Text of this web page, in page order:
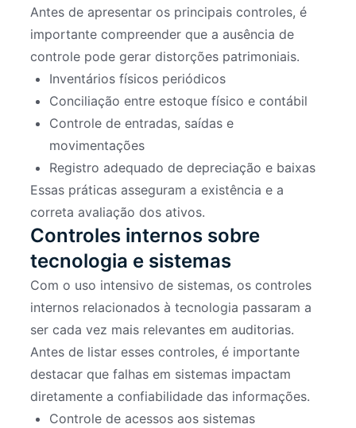
Antes de apresentar os principais controles, é
importante compreender que a ausência de
controle pode gerar distorções patrimoniais.
Inventários físicos periódicos
Conciliação entre estoque físico e contábil
Controle de entradas, saídas e
movimentações
Registro adequado de depreciação e baixas
Essas práticas asseguram a existência e a
correta avaliação dos ativos.
Controles internos sobre
tecnologia e sistemas
Com o uso intensivo de sistemas, os controles
internos relacionados à tecnologia passaram a
ser cada vez mais relevantes em auditorias.
Antes de listar esses controles, é importante
destacar que falhas em sistemas impactam
diretamente a confiabilidade das informações.
Controle de acessos aos sistemas